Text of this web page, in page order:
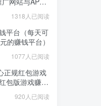
1318人已阅读
平台（每天可
的赚钱平台）
1077人已阅读
正规红包游戏
包版游戏赚钱
920人已阅读